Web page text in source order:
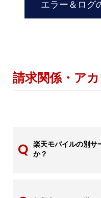
エラー＆ログ
請求関係・ア
楽天モバイルの別サ
か？